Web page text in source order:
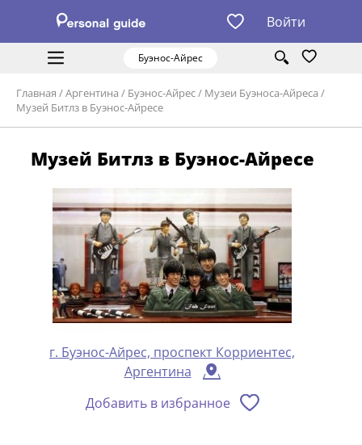
Войти
Буэнос-Айрес
Главная /Аргентина / Буэнос-Айрес/ Музеи Буэноса-Айреса /
Музей Битлз в Буэнос-Айресе
Музей Битлз в Буэнос-Айресе
г. Буэнос-Айрес, проспект Корриентес,
Аргентина
Добавить в избранное